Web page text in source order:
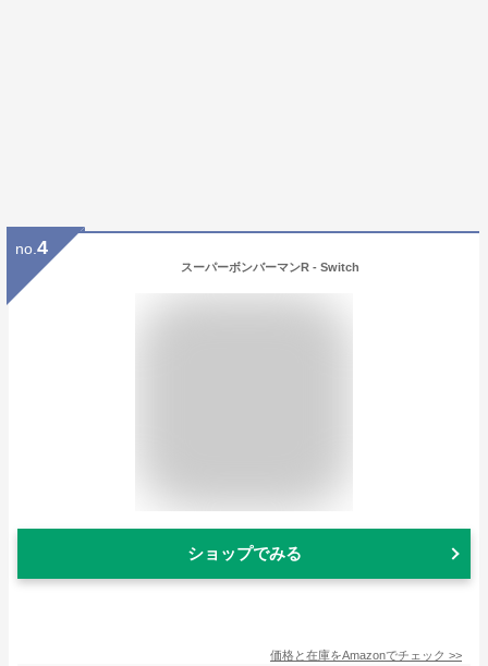
no. 4
スーパーボンバーマンR - Switch
ショップでみる
価格と在庫をAmazonでチェック >>